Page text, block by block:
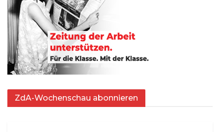
ZdA-Wochenschau abonnieren